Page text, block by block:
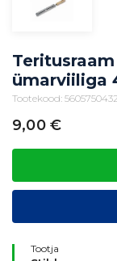
ümarviiliga
Tootekood:
9,00€
Tootja